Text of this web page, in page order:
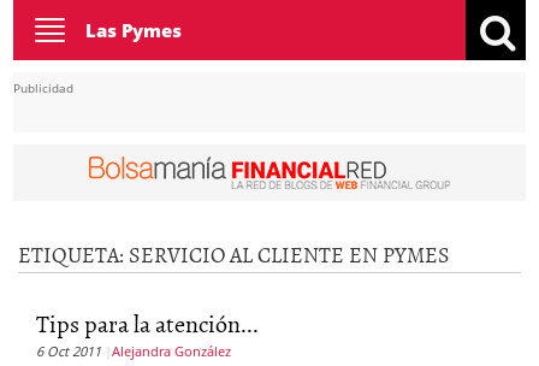
Toggle
navigation
Las Pymes
Publicidad
ETIQUETA: SERVICIO AL CLIENTE EN PYMES
Tips para la atención...
6 Oct 2011 Alejandra González